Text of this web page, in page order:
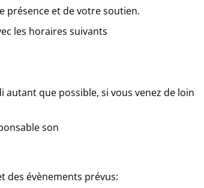
présence et de votre soutien.
les horaires suivants
que possible, si vous venez de loin
son
des évènements prévus: